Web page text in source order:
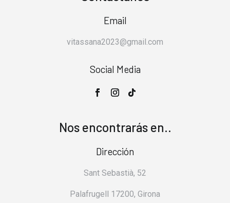
Email
vitassana2023@gmail.com
Social Media
Nos encontrarás en..
Dirección
Sant Sebastià, 52
Palafrugell 17200, Girona